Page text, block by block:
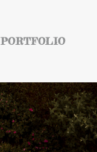
PORTFOLIO